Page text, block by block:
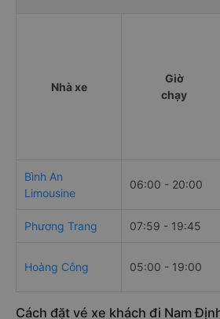
Nhà xe
Giờ
chạy
Bình An
Limousine
06:00 - 20:00
Phương Trang 07:59 - 19:45
Hoàng Công 05:00 - 19:00
Cách đặt vé xe khách đi Nam